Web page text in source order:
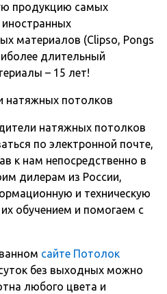
продукцию самых
иностранных
материалов (Clipso, Pongs
длительный
– 15 лет!
натяжных потолков
по электронной почте,
к нам непосредственно в
дилерам из России,
и техническую
обучением и помогаем с
сайте Потолок
без выходных можно
любого цвета и